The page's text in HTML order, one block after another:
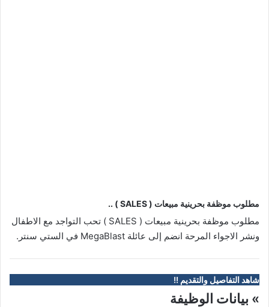
مطلوب موظفة بحرينية مبيعات ( SALES ) ..
مطلوب موظفة بحرينية مبيعات ( SALES ) تحب التواجد مع الاطفال
ونشر الاجواء المرحة انضم إلى عائلة MegaBlast في الستي سنتر.
شاهد التفاصيل والتقديم !!
» بيانات الوظيفة